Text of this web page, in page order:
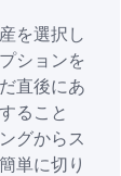
を選択し
ションを
直後にあ
ること
グからス
単に切り